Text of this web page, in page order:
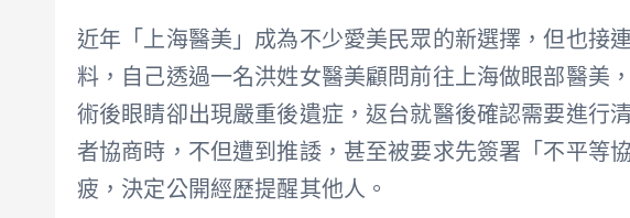
近年「上海醫美」成為不少愛美民眾的新選擇，但也接
料，自己透過一名洪姓女醫美顧問前往上海做眼部醫美
術後眼睛卻出現嚴重後遺症，返台就醫後確認需要進行
者協商時，不但遭到推諉，甚至被要求先簽署「不平等
疲，決定公開經歷提醒其他人。